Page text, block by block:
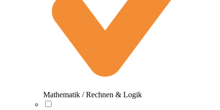
Mathematik / Rechnen & Logik